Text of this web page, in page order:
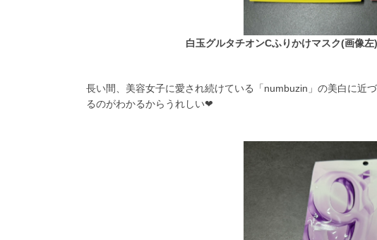
白玉グルタチオンCふりかけマスク(画像
長い間、美容女子に愛され続けている「numbuzin」の美白に近
るのがわかるからうれしい❤